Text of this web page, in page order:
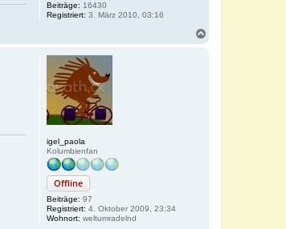
Beiträge: 16430
Registriert: 3. März 2010, 03:16
igel_paola
Kolumbienfan
Offline
Beiträge: 97
Registriert: 4. Oktober 2009, 23:34
Wohnort: weltumradelnd